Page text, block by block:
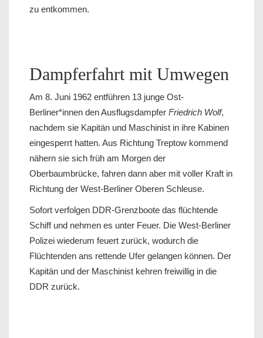
zu entkommen.
Dampferfahrt mit Umwegen
Am 8. Juni 1962 entführen 13 junge Ost-
Berliner*innen den Ausflugsdampfer Friedrich Wolf,
nachdem sie Kapitän und Maschinist in ihre Kabinen
eingesperrt hatten. Aus Richtung Treptow kommend
nähern sie sich früh am Morgen der
Oberbaumbrücke, fahren dann aber mit voller Kraft in
Richtung der West-Berliner Oberen Schleuse.
Sofort verfolgen DDR-Grenzboote das flüchtende
Schiff und nehmen es unter Feuer. Die West-Berliner
Polizei wiederum feuert zurück, wodurch die
Flüchtenden ans rettende Ufer gelangen können. Der
Kapitän und der Maschinist kehren freiwillig in die
DDR zurück.